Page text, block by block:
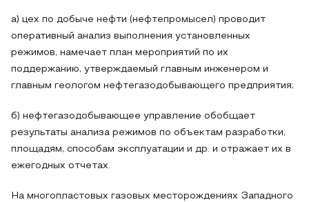
а) цех по добыче нефти (нефтепромысел) проводит
оперативный анализ выполнения установленных
режимов, намечает план мероприятий по их
поддержанию, утверждаемый главным инженером и
главным геологом нефтегазодобывающего предприятия;
б) нефтегазодобывающее управление обобщает
результаты анализа режимов по объектам разработки,
площадям, способам эксплуатации и др. и отражает их в
ежегодных отчетах.
На многопластовых газовых месторождениях Западного